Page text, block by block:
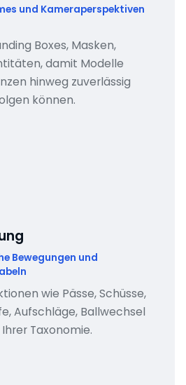
und Kameraperspektiven
Boxes, Masken,
damit Modelle
hinweg zuverlässig
können.
Bewegungen und
wie Pässe, Schüsse,
Aufschläge, Ballwechsel
Taxonomie.